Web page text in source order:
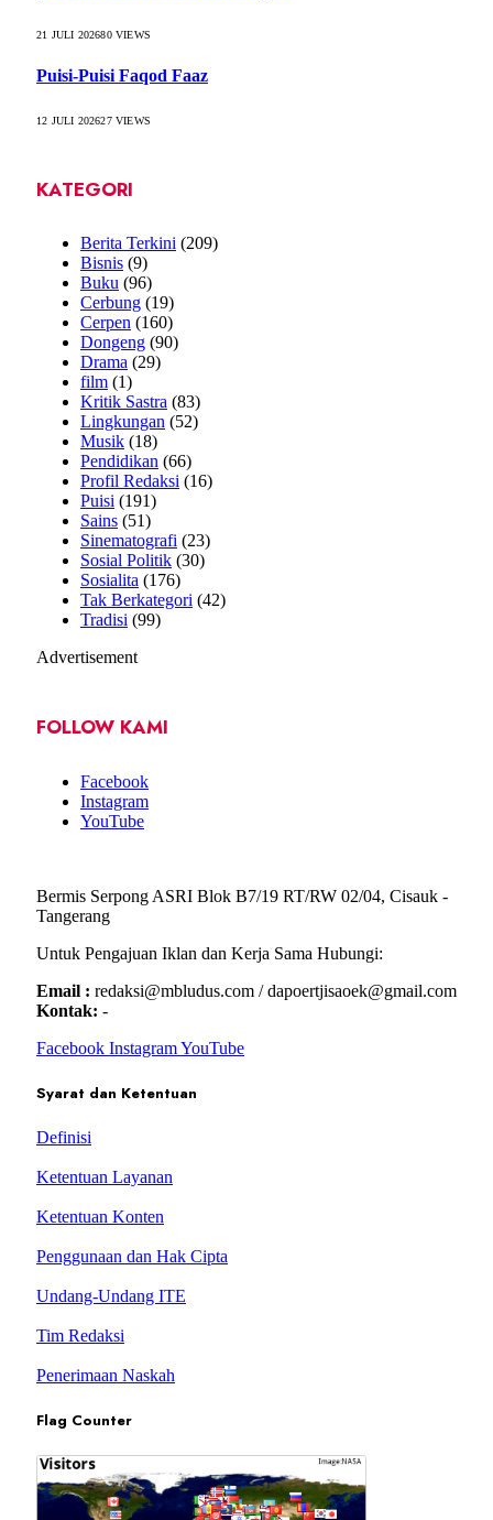
21 JULI 202680VIEWS
Puisi-Puisi Faqod Faaz
12 JULI 202627VIEWS
KATEGORI
Berita Terkini (209)
Bisnis (9)
Buku (96)
Cerbung (19)
Cerpen (160)
Dongeng (90)
Drama (29)
film (1)
Kritik Sastra (83)
Lingkungan (52)
Musik (18)
Pendidikan (66)
Profil Redaksi (16)
Puisi (191)
Sains (51)
Sinematografi (23)
Sosial Politik (30)
Sosialita (176)
Tak Berkategori (42)
Tradisi (99)
Advertisement
FOLLOW KAMI
Facebook
Instagram
YouTube
Bermis Serpong ASRI Blok B7/19 RT/RW 02/04, Cisauk -
Tangerang
Untuk Pengajuan Iklan dan Kerja Sama Hubungi:
Email : redaksi@mbludus.com / dapoertjisaoek@gmail.com
Kontak: -
Facebook InstagramYouTube
Syarat dan Ketentuan
Definisi
Ketentuan Layanan
Ketentuan Konten
Penggunaan dan Hak Cipta
Undang-Undang ITE
Tim Redaksi
Penerimaan Naskah
Flag Counter